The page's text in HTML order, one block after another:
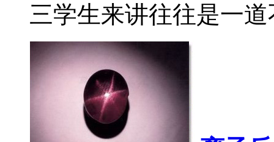
三学生来讲往往是一